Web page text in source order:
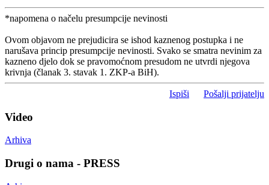
*napomena o načelu presumpcije nevinosti
Ovom objavom ne prejudicira se ishod kaznenog postupka i ne
narušava princip presumpcije nevinosti. Svako se smatra nevinim za
kazneno djelo dok se pravomoćnom presudom ne utvrdi njegova
krivnja (članak 3. stavak 1. ZKP-a BiH).
Ispiši Pošalji prijatelju
Video
Arhiva
Drugi o nama - PRESS